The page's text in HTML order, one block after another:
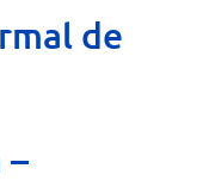
de
–